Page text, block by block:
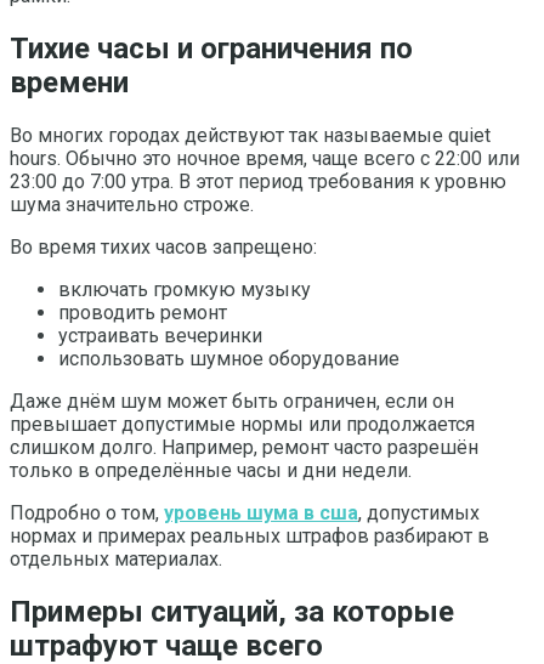
Тихие часы и ограничения по
времени
Во многих городах действуют так называемые quiet
hours. Обычно это ночное время, чаще всего с 22:00 или
23:00 до 7:00 утра. В этот период требования к уровню
шума значительно строже.
Во время тихих часов запрещено:
включать громкую музыку
проводить ремонт
устраивать вечеринки
использовать шумное оборудование
Даже днём шум может быть ограничен, если он
превышает допустимые нормы или продолжается
слишком долго. Например, ремонт часто разрешён
только в определённые часы и дни недели.
Подробно о том, уровень шума в сша, допустимых
нормах и примерах реальных штрафов разбирают в
отдельных материалах.
Примеры ситуаций, за которые
штрафуют чаще всего